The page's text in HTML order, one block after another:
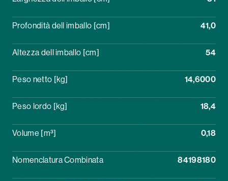
Profondità dell imballo [cm] 41,0
Altezza dell imballo [cm] 54
Peso netto [kg] 14,6000
Peso lordo [kg] 18,4
Volume [m³] 0,18
Nomenclatura Combinata 84198180